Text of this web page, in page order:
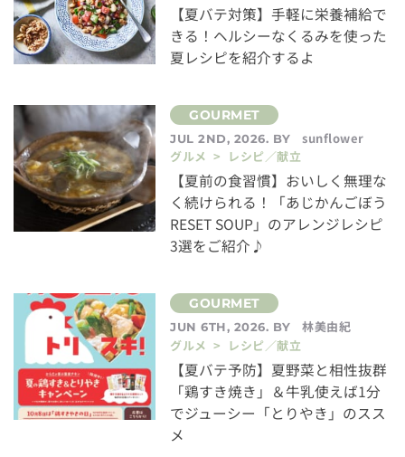
【夏バテ対策】手軽に栄養補給で
きる！ヘルシーなくるみを使った
夏レシピを紹介するよ
JUL 2ND, 2026. BY
sunflower
グルメ > レシピ／献立
【夏前の食習慣】おいしく無理な
く続けられる！「あじかんごぼう
RESET SOUP」のアレンジレシピ
3選をご紹介♪
JUN 6TH, 2026. BY
林美由紀
グルメ > レシピ／献立
【夏バテ予防】夏野菜と相性抜群
「鶏すき焼き」＆牛乳使えば1分
でジューシー「とりやき」のスス
メ